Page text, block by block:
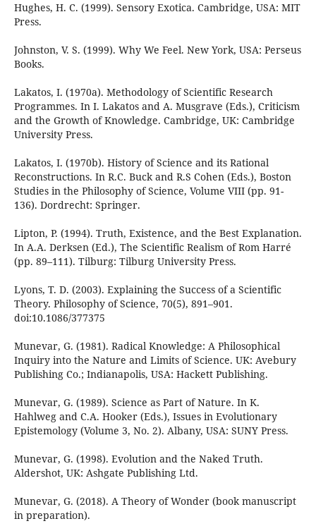
Hughes, H. C. (1999). Sensory Exotica. Cambridge, USA: MIT
Press.
Johnston, V. S. (1999). Why We Feel. New York, USA: Perseus
Books.
Lakatos, I. (1970a). Methodology of Scientific Research
Programmes. In I. Lakatos and A. Musgrave (Eds.), Criticism
and the Growth of Knowledge. Cambridge, UK: Cambridge
University Press.
Lakatos, I. (1970b). History of Science and its Rational
Reconstructions. In R.C. Buck and R.S Cohen (Eds.), Boston
Studies in the Philosophy of Science, Volume VIII (pp. 91-
136). Dordrecht: Springer.
Lipton, P. (1994). Truth, Existence, and the Best Explanation.
In A.A. Derksen (Ed.), The Scientific Realism of Rom Harré
(pp. 89–111). Tilburg: Tilburg University Press.
Lyons, T. D. (2003). Explaining the Success of a Scientific
Theory. Philosophy of Science, 70(5), 891–901.
doi:10.1086/377375
Munevar, G. (1981). Radical Knowledge: A Philosophical
Inquiry into the Nature and Limits of Science. UK: Avebury
Publishing Co.; Indianapolis, USA: Hackett Publishing.
Munevar, G. (1989). Science as Part of Nature. In K.
Hahlweg and C.A. Hooker (Eds.), Issues in Evolutionary
Epistemology (Volume 3, No. 2). Albany, USA: SUNY Press.
Munevar, G. (1998). Evolution and the Naked Truth.
Aldershot, UK: Ashgate Publishing Ltd.
Munevar, G. (2018). A Theory of Wonder (book manuscript
in preparation).